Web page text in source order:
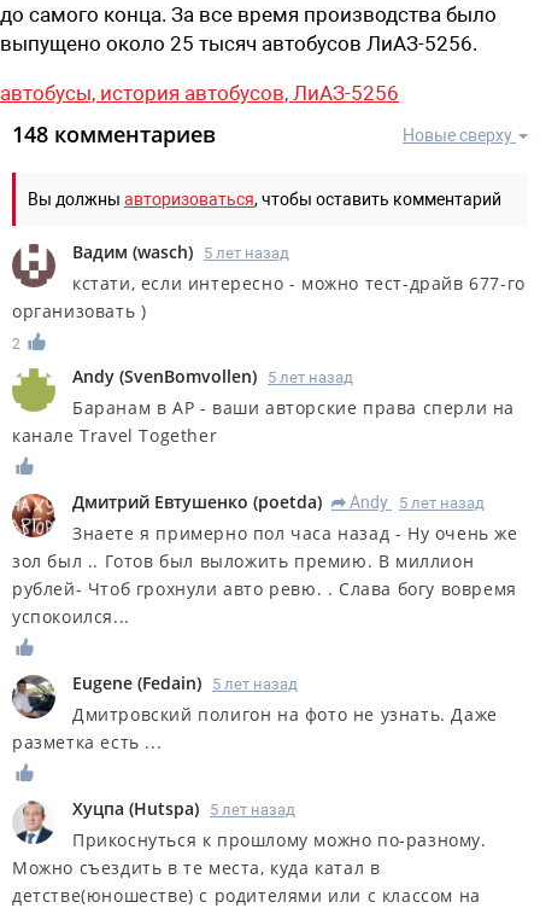
до самого конца. За все время производства было
выпущено около 25 тысяч автобусов ЛиАЗ-5256.
автобусы, история автобусов, ЛиАЗ-5256
Новые сверху
148 комментариев
Вы должны авторизоваться, чтобы оставить комментарий
Вадим (wasch) 5 лет назад
кстати, если интересно - можно тест-драйв 677-го
организовать )
2
Andy (SvenBomvollen) 5 лет назад
Баранам в АР - ваши авторские права сперли на
канале Travel Together
Дмитрий Евтушенко (poetda) R Andy 5 лет назад
Знаете я примерно пол часа назад - Ну очень же
зол был .. Готов был выложить премию. В миллион
рублей- Чтоб грохнули авто ревю. . Слава богу вовремя
успокоился...
Eugene (Fedain) 5 лет назад
Дмитровский полигон на фото не узнать. Даже
разметка есть ...
Хуцпа (Hutspa) 5 лет назад
Прикоснуться к прошлому можно по-разному.
Можно съездить в те места, куда катал в
детстве(юношестве) с родителями или с классом на